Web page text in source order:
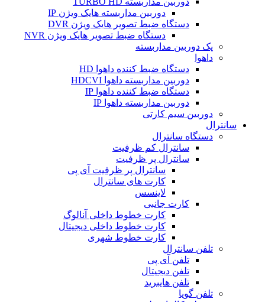
دوربین مداربسته هایک ویژن IP
دستگاه ضبط تصویر هایک ویژن DVR
دستگاه ضبط تصویر هایک ویژن NVR
پک دوربین مداربسته
داهوا
دستگاه ضبط کننده داهوا HD
دوربین مداربسته داهوا HDCVI
دستگاه ضبط کننده داهوا IP
دوربین مداربسته داهوا IP
دوربین سیم کارتی
سانترال
دستگاه سانترال
سانترال کم ظرفیت
سانترال پر ظرفیت
سانترال پر ظرفیت آی پی
کارت های سانترال
لاینسس
کارت جانبی
کارت خطوط داخلی آنالوگ
کارت خطوط داخلی دیجیتال
کارت خطوط شهری
تلفن سانترال
تلفن آی پی
تلفن دیجیتال
تلفن هایبرید
تلفن گویا